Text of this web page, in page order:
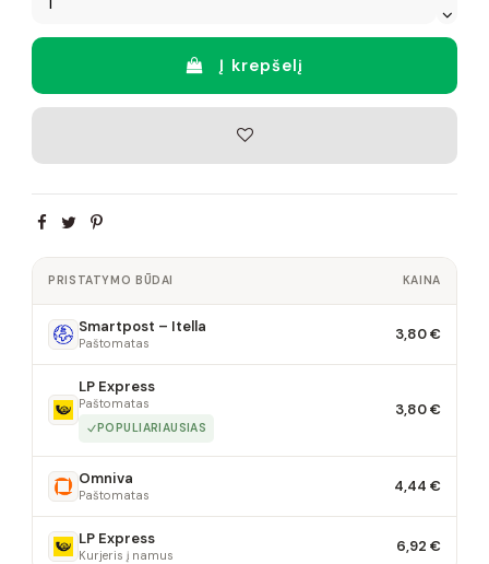
Į krepšelį
PRISTATYMO BŪDAI KAINA
Smartpost – Itella
Paštomatas 3,80 €
LP Express
Paštomatas
POPULIARIAUSIAS
3,80 €
Omniva
Paštomatas 4,44 €
LP Express
Kurjeris į namus 6,92 €